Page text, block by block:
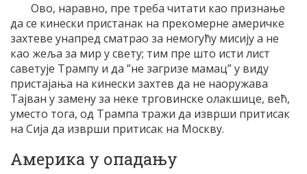
Ово, наравно, пре треба читати као признање
да се кинески пристанак на прекомерне америчке
захтеве унапред сматрао за немогућу мисију а не
као жеља за мир у свету; тим пре што исти лист
саветује Трампу и да ”не загризе мамац” у виду
пристајања на кинески захтев да не наоружава
Тајван у замену за неке трговинске олакшице, већ,
уместо тога, од Трампа тражи да изврши притисак
на Сија да изврши притисак на Москву.
Америка у опадању